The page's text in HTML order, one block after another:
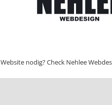
Website nodig? Check Nehlee